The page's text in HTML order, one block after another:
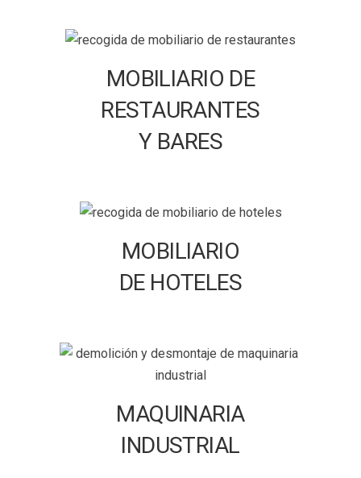
MOBILIARIO DE
RESTAURANTES
Y BARES
MOBILIARIO
DE HOTELES
MAQUINARIA
INDUSTRIAL